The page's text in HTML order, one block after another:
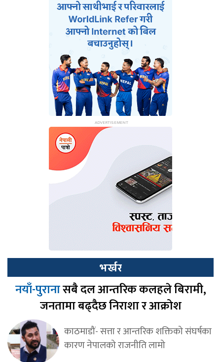
भर्खर
नयाँ-पुरानासबै दल आन्तरिक कलहले बिरामी,
जनतामा बढ्दैछ निराशा र आक्रोश
काठमाडौं- सत्ता र आन्तरिक शक्तिको संघर्षका
कारण नेपालको राजनीति लामो